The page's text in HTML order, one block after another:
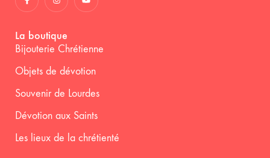
La boutique
Bijouterie Chrétienne
Objets de dévotion
Souvenir de Lourdes
Dévotion aux Saints
Les lieux de la chrétienté